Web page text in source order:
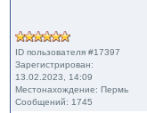
ID пользователя #17397
Зарегистрирован:
13.02.2023, 14:09
Местонахождение: Пермь
Сообщений: 1745